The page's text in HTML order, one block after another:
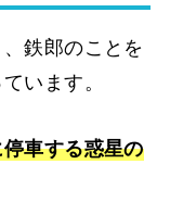
鉄郎のことを
います。
車する惑星の